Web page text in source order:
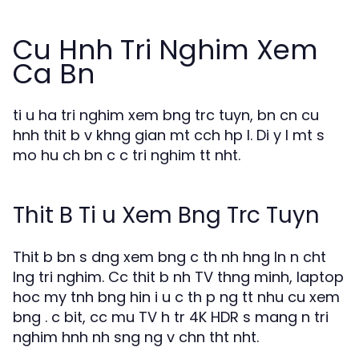
Cu Hnh Tri Nghim Xem
Ca Bn
ti u ha tri nghim xem bng trc tuyn, bn cn cu
hnh thit b v khng gian mt cch hp l. Di y l mt s
mo hu ch bn c c tri nghim tt nht.
Thit B Ti u Xem Bng Trc Tuyn
Thit b bn s dng xem bng c th nh hng ln n cht
lng tri nghim. Cc thit b nh TV thng minh, laptop
hoc my tnh bng hin i u c th p ng tt nhu cu xem
bng . c bit, cc mu TV h tr 4K HDR s mang n tri
nghim hnh nh sng ng v chn tht nht.